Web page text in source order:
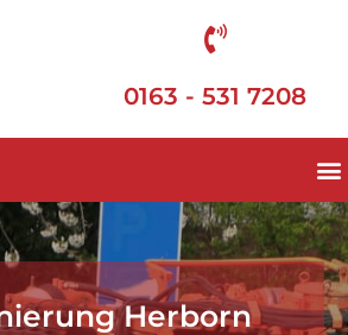
0163 - 531 7208
Herborn